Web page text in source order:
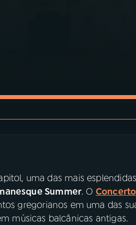
uma das mais
Summer. O
gregorianos em uma das
músicas balcânicas antigas.